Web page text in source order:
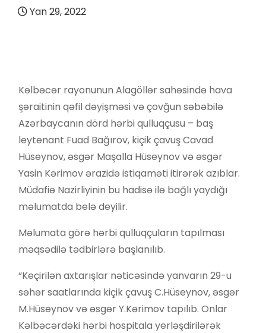
Yan 29, 2022
Kəlbəcər rayonunun Alagöllər sahəsində hava
şəraitinin qəfil dəyişməsi və çovğun səbəbilə
Azərbaycanın dörd hərbi qulluqçusu – baş
leytenant Fuad Bağırov, kiçik çavuş Cavad
Hüseynov, əsgər Maşalla Hüseynov və əsgər
Yasin Kərimov ərazidə istiqaməti itirərək azıblar.
Müdafiə Nazirliyinin bu hadisə ilə bağlı yaydığı
məlumatda belə deyilir.
Məlumata görə hərbi qulluqçuların tapılması
məqsədilə tədbirlərə başlanılıb.
“Keçirilən axtarışlar nəticəsində yanvarın 29-u
səhər saatlarında kiçik çavuş C.Hüseynov, əsgər
M.Hüseynov və əsgər Y.Kərimov tapılıb. Onlar
Kəlbəcərdəki hərbi hospitala yerləşdirilərək